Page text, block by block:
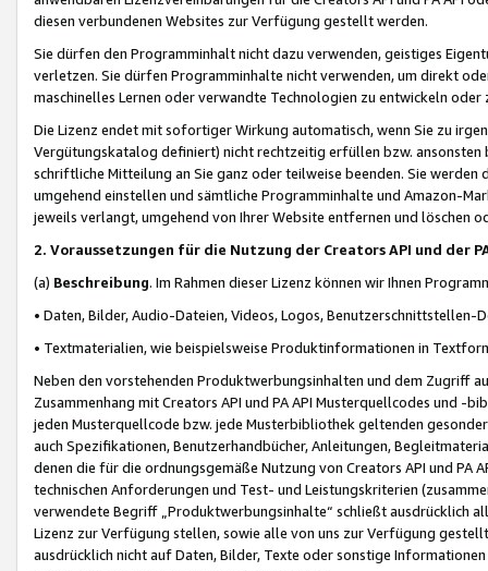
diesen verbundenen Websites zur Verfügung gestellt werden.
Sie dürfen den Programminhalt nicht dazu verwenden, geistiges
verletzen. Sie dürfen Programminhalte nicht verwenden, um direkt
maschinelles Lernen oder verwandte Technologien zu entwickeln
Die Lizenz endet mit sofortiger Wirkung automatisch, wenn Sie zu
Vergütungskatalog definiert) nicht rechtzeitig erfüllen bzw. ansonsten
schriftliche Mitteilung an Sie ganz oder teilweise beenden. Sie werden
umgehend einstellen und sämtliche Programminhalte und Amazon-
jeweils verlangt, umgehend von Ihrer Website entfernen und löschen
2. Voraussetzungen für die Nutzung der Creators API und der
(a) Beschreibung. Im Rahmen dieser Lizenz können wir Ihnen
• Daten, Bilder, Audio-Dateien, Videos, Logos, Benutzerschnittstellen-
• Textmaterialien, wie beispielsweise Produktinformationen in
Neben den vorstehenden Produktwerbungsinhalten und dem Zugriff
Zusammenhang mit Creators API und PA API Musterquellcodes und
jeden Musterquellcode bzw. jede Musterbibliothek geltenden
auch Spezifikationen, Benutzerhandbücher, Anleitungen,
denen die für die ordnungsgemäße Nutzung von Creators API und PA
technischen Anforderungen und Test- und Leistungskriterien
verwendete Begriff „Produktwerbungsinhalte“ schließt ausdrücklich
Lizenz zur Verfügung stellen, sowie alle von uns zur Verfügung
ausdrücklich nicht auf Daten, Bilder, Texte oder sonstige